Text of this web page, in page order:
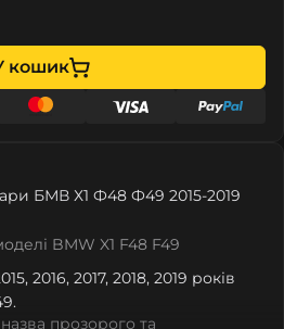
кошик
БМВ Х1 Ф48 Ф49 2015-2019
BMW X1 F48 F49
2016, 2017, 2018, 2019 років
прозорого та